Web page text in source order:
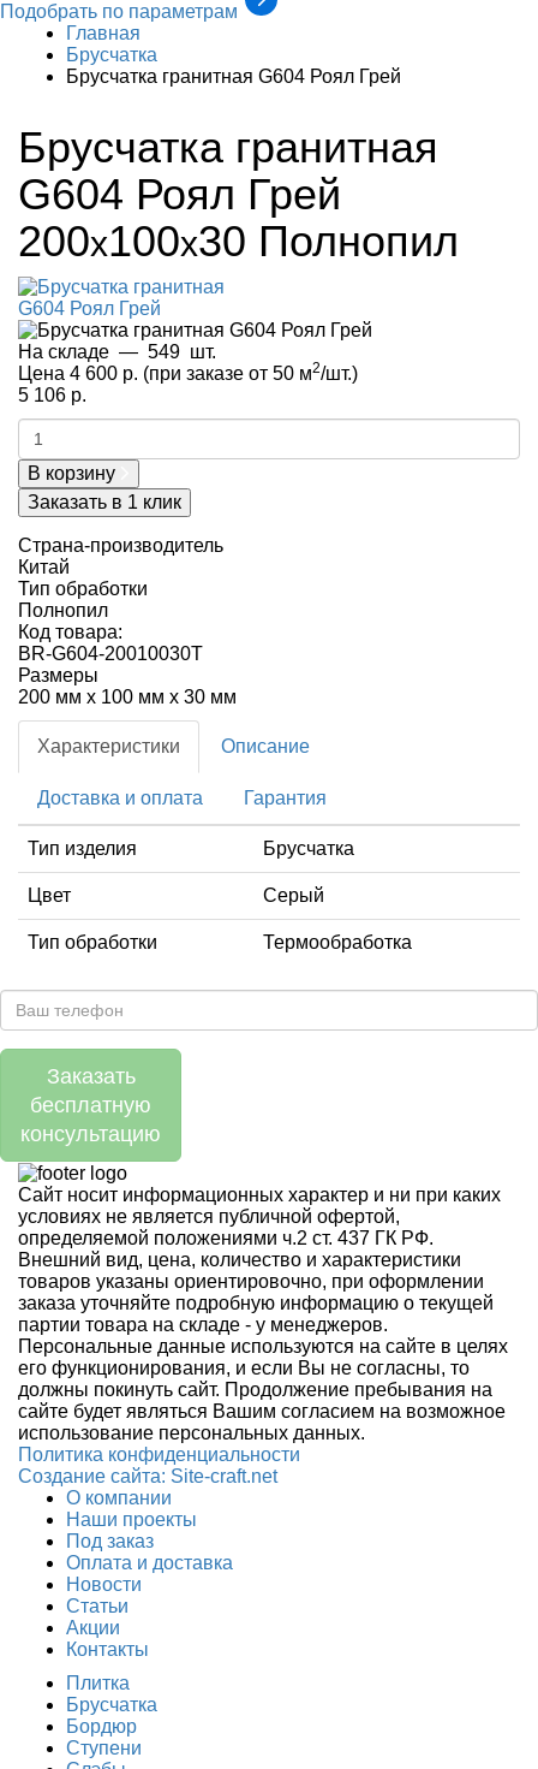
Подобрать по параметрам
Главная
Брусчатка
Брусчатка гранитная G604 Роял Грей
Брусчатка гранитная
G604 Роял Грей
200x100x30 Полнопил
На складе — 549 шт.
Цена 4 600 р. (при заказе от 50 м2/шт.)
5 106 р.
В корзину
Заказать в 1 клик
Страна-производитель
Китай
Тип обработки
Полнопил
Код товара:
BR-G604-20010030Т
Размеры
200 мм x 100 мм x 30 мм
Характеристики Описание
Доставка и оплата Гарантия
Тип изделия Брусчатка
Цвет Серый
Тип обработки Термообработка
Заказать
бесплатную
консультацию
Сайт носит информационных характер и ни при каких
условиях не является публичной офертой,
определяемой положениями ч.2 ст. 437 ГК РФ.
Внешний вид, цена, количество и характеристики
товаров указаны ориентировочно, при оформлении
заказа уточняйте подробную информацию о текущей
партии товара на складе - у менеджеров.
Персональные данные используются на сайте в целях
его функционирования, и если Вы не согласны, то
должны покинуть сайт. Продолжение пребывания на
сайте будет являться Вашим согласием на возможное
использование персональных данных.
Политика конфиденциальности
Создание сайтa: Site-craft.net
О компании
Наши проекты
Под заказ
Оплата и доставка
Новости
Статьи
Акции
Контакты
Плитка
Брусчатка
Бордюр
Ступени